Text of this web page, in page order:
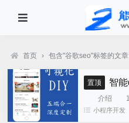
首页 › 包含"谷歌seo"标签的文章
置顶 智能diy官
介绍 1、
h5、微信小程
小程序开发